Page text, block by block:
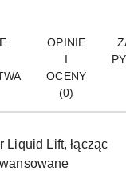
OPINIE
I
OCENY
(0)
Liquid Lift, łącząc